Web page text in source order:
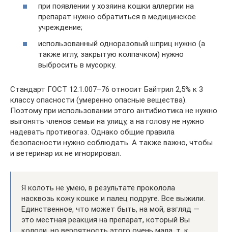
при появлении у хозяина кошки аллергии на
препарат нужно обратиться в медицинское
учреждение;
использованный одноразовый шприц нужно (а
также иглу, закрытую колпачком) нужно
выбросить в мусорку.
Стандарт ГОСТ 12.1.007–76 относит Байтрил 2,5% к 3
классу опасности (умеренно опасные вещества).
Поэтому при использовании этого антибиотика не нужно
выгонять членов семьи на улицу, а на голову не нужно
надевать противогаз. Однако общие правила
безопасности нужно соблюдать. А также важно, чтобы
и ветеринар их не игнорировал.
Я колоть не умею, в результате проколола
насквозь кожу кошке и палец подруге. Все выжили.
Единственное, что может быть, на мой, взгляд —
это местная реакция на препарат, который Вы